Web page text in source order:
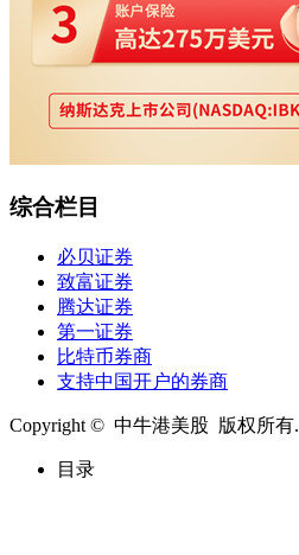
综合栏目
必贝证券
致富证券
腾达证券
第一证券
比特币券商
支持中国开户的券商
Copyright © 中牛港美股 版权所有.
目录